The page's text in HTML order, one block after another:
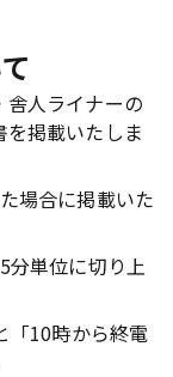
舎人ライナーの
掲載いたしま
場合に掲載いた
分単位に切り上
「10時から終電